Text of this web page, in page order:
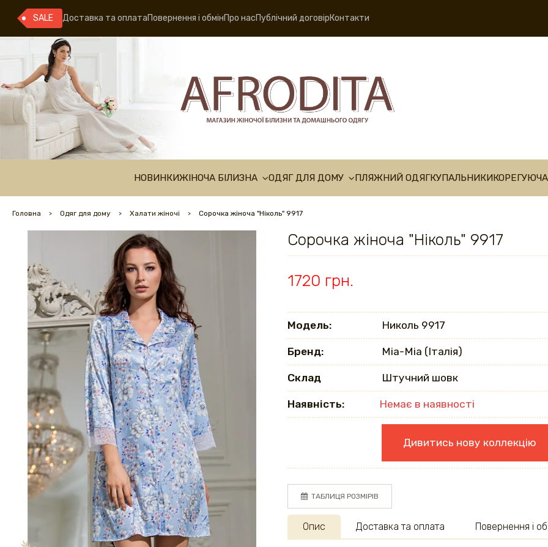
SALE Доставка та оплатаПовернення і обмінПро насПублічний договірКонтакти
НОВИНКИЖІНОЧА БІЛИЗНА ОДЯГ ДЛЯ ДОМУ ПЛЯЖНИЙ ОДЯГКУПАЛЬНИКИ
Головна Одяг для дому Халати жіночі Сорочка жіноча "Ніколь" 9917
Сорочка жіноча "Ніколь" 9917
1720 грн.
Модель: Николь 9917
Бренд: Mia-Mia (Італія)
Склад Штучний шовк
Наявність: Немає в наявності
Дивитись нову коллекцію
ТАБЛИЦЯ РОЗМІРІВ
Опис Доставка та оплата Повернення і